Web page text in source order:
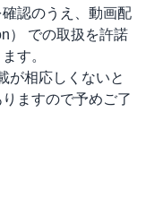
認のうえ、動画配
）
での取扱を許諾
す。
が相応しくないと
ますので予めご了